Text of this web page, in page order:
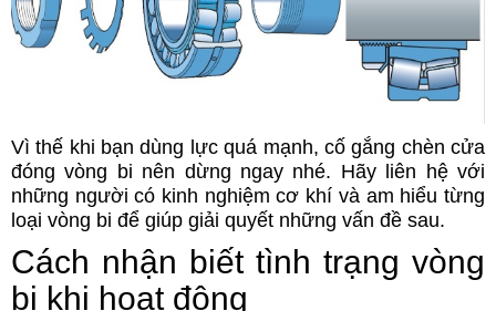
Vì thế khi bạn dùng lực quá mạnh, cố gắng chèn cửa
đóng vòng bi nên dừng ngay nhé. Hãy liên hệ với
những người có kinh nghiệm cơ khí và am hiểu từng
loại vòng bi để giúp giải quyết những vấn đề sau.
Cách nhận biết tình trạng vòng
bi khi hoạt động